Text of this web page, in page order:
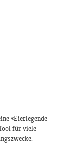
«Eierlegende-
für viele